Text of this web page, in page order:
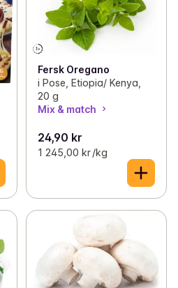
Fersk Oregano
i Pose, Etiopia/ Kenya,
20 g
Mix & match
24,90 kr
1 245,00 kr /kg